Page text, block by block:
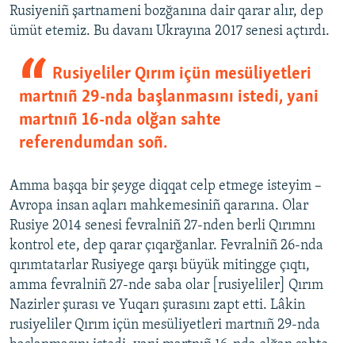
Rusiyeniñ şartnameni bozğanına dair qarar alır, dep
ümüt etemiz. Bu davanı Ukrayına 2017 senesi açtırdı.
Rusiyeliler Qırım içün mesüliyetleri
martnıñ 29-nda başlanmasını istedi, yani
martnıñ 16-nda olğan sahte
referendumdan soñ.
Amma başqa bir şeyge diqqat celp etmege isteyim –
Avropa insan aqları mahkemesiniñ qararına. Olar
Rusiye 2014 senesi fevralniñ 27-nden berli Qırımnı
kontrol ete, dep qarar çıqarğanlar. Fevralniñ 26-nda
qırımtatarlar Rusiyege qarşı büyük mitingge çıqtı,
amma fevralniñ 27-nde saba olar [rusiyeliler] Qırım
Nazirler şurası ve Yuqarı şurasını zapt etti. Lâkin
rusiyeliler Qırım içün mesüliyetleri martnıñ 29-nda